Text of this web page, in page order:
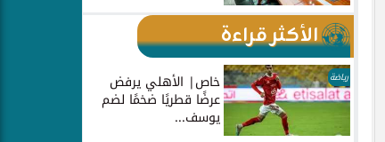
الأكثر قراءة
رياضة خاص| الأهلي يرفض
عرضًا قطريًا ضخمًا لضم
يوسف...